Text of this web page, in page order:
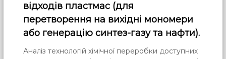
відходів пластмас (для
перетворення на вихідні мономери
або генерацію синтез-газу та нафти).
Аналіз технологій хімічної переробки доступних